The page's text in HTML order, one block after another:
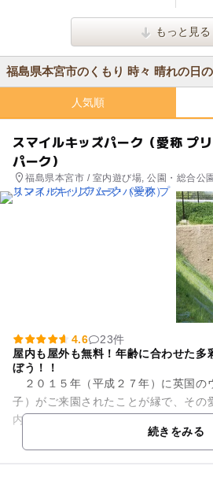
もっと見る
福島県本宮市のくもり 時々 晴れの日
人気順
スマイルキッズパーク（愛称 プ
パーク）
福島県本宮市 / 室内遊び場, 公園・総合公
4.6
23件
屋内も屋外も無料！年齢に合わせた多
ぼう！！
２０１５年（平成２７年）に英国の
子）がご来園されたことが縁で、その
内唯一の特別な公園です。 大人気の「屋内あそび場」は、室
続きをみる